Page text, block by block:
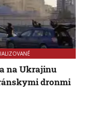
na Ukrajinu
dronmi